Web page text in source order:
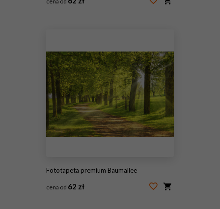
Fototapeta premium Baumallee
cena od 62 zł